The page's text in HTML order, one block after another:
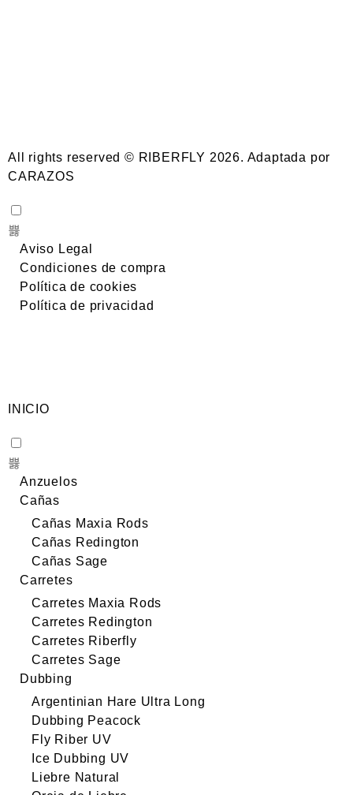
All rights reserved © RIBERFLY 2026. Adaptada por
CARAZOS
Aviso Legal
Condiciones de compra
Política de cookies
Política de privacidad
INICIO
Anzuelos
Cañas
Cañas Maxia Rods
Cañas Redington
Cañas Sage
Carretes
Carretes Maxia Rods
Carretes Redington
Carretes Riberfly
Carretes Sage
Dubbing
Argentinian Hare Ultra Long
Dubbing Peacock
Fly Riber UV
Ice Dubbing UV
Liebre Natural